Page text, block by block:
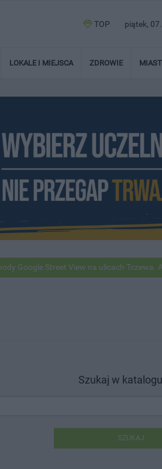
TOP piątek,
LOKALE I MIEJSCA ZDROWIE
Street View na ulicach Tczewa.
Szukaj w
SZUKAJ